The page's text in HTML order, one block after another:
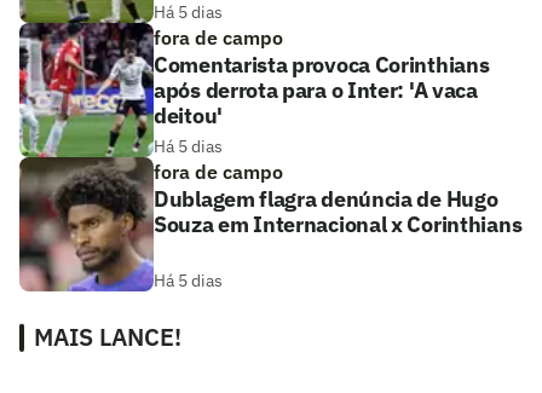
Há 5 dias
fora de campo
Comentarista provoca Corinthians
após derrota para o Inter: 'A vaca
deitou'
Há 5 dias
fora de campo
Dublagem flagra denúncia de Hugo
Souza em Internacional x Corinthians
Há 5 dias
MAIS LANCE!